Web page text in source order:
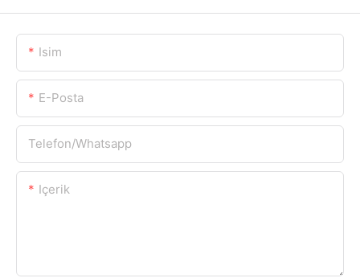
Isim
E-Posta
Telefon/whatsapp
Içerik